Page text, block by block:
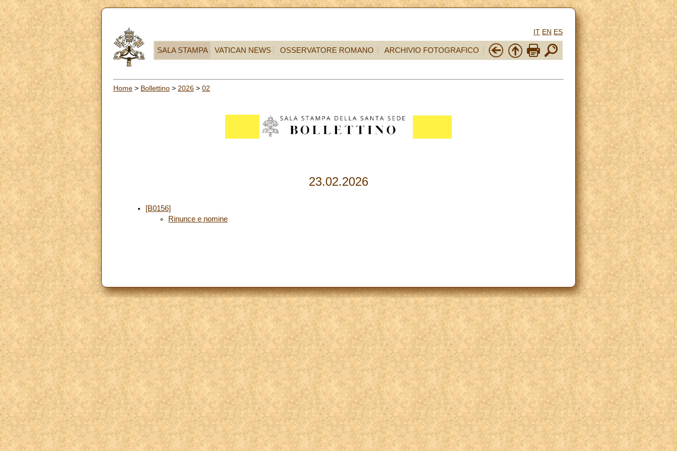
IT EN ES
SALA STAMPA VATICAN NEWS OSSERVATORE ROMANO ARCHIVIO FOTOGRAFICO
Home > Bollettino > 2026 > 02
23.02.2026
[B0156]
Rinunce e nomine